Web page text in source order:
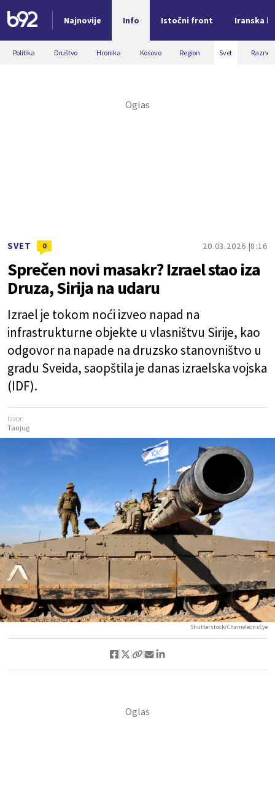
Najnovije Info Istočni front Iranska
Nova vest
Politika Društvo Hronika Kosovo Region Svet Razno
SVET 0 20.03.2026. 8:16
Sprečen novi masakr? Izrael stao iza
Druza, Sirija na udaru
Izrael je tokom noći izveo napad na
infrastrukturne objekte u vlasništvu Sirije, kao
odgovor na napade na druzsko stanovništvo u
gradu Sveida, saopštila je danas izraelska vojska
(IDF).
Izvor:
Tanjug
Shutterstock/ChameleonsEye